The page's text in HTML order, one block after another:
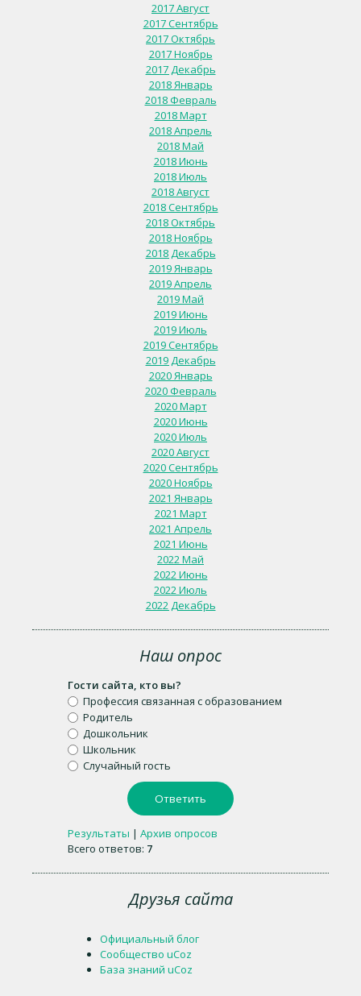
2017 Август
2017 Сентябрь
2017 Октябрь
2017 Ноябрь
2017 Декабрь
2018 Январь
2018 Февраль
2018 Март
2018 Апрель
2018 Май
2018 Июнь
2018 Июль
2018 Август
2018 Сентябрь
2018 Октябрь
2018 Ноябрь
2018 Декабрь
2019 Январь
2019 Апрель
2019 Май
2019 Июнь
2019 Июль
2019 Сентябрь
2019 Декабрь
2020 Январь
2020 Февраль
2020 Март
2020 Июнь
2020 Июль
2020 Август
2020 Сентябрь
2020 Ноябрь
2021 Январь
2021 Март
2021 Апрель
2021 Июнь
2022 Май
2022 Июнь
2022 Июль
2022 Декабрь
Наш опрос
Гости сайта, кто вы?
Профессия связанная с образованием
Родитель
Дошкольник
Школьник
Случайный гость
Результаты | Архив опросов
Всего ответов: 7
Друзья сайта
Официальный блог
Сообщество uCoz
База знаний uCoz